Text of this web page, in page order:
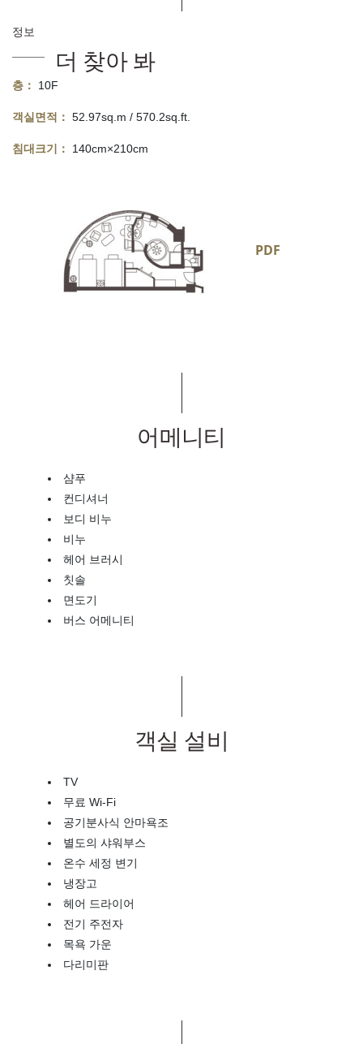
정보
더 찾아 봐
층： 10F
객실면적： 52.97sq.m / 570.2sq.ft.
침대크기： 140cm×210cm
PDF
어메니티
샴푸
컨디셔너
보디 비누
비누
헤어 브러시
칫솔
면도기
버스 어메니티
객실 설비
TV
무료 Wi-Fi
공기분사식 안마욕조
별도의 샤워부스
온수 세정 변기
냉장고
헤어 드라이어
전기 주전자
목욕 가운
다리미판